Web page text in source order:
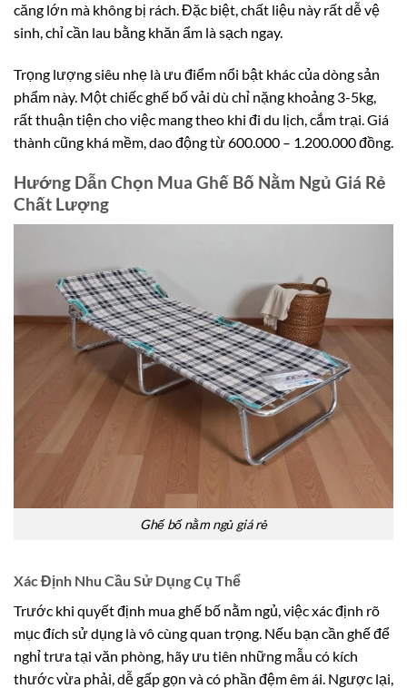
căng lớn mà không bị rách. Đặc biệt, chất liệu này rất dễ vệ
sinh, chỉ cần lau bằng khăn ẩm là sạch ngay.
Trọng lượng siêu nhẹ là ưu điểm nổi bật khác của dòng sản
phẩm này. Một chiếc ghế bố vải dù chỉ nặng khoảng 3-5kg,
rất thuận tiện cho việc mang theo khi đi du lịch, cắm trại. Giá
thành cũng khá mềm, dao động từ 600.000 – 1.200.000 đồng.
Hướng Dẫn Chọn Mua Ghế Bố Nằm Ngủ Giá Rẻ
Chất Lượng
Ghế bố nằm ngủ giá rẻ
Xác Định Nhu Cầu Sử Dụng Cụ Thể
Trước khi quyết định mua ghế bố nằm ngủ, việc xác định rõ
mục đích sử dụng là vô cùng quan trọng. Nếu bạn cần ghế để
nghỉ trưa tại văn phòng, hãy ưu tiên những mẫu có kích
thước vừa phải, dễ gấp gọn và có phần đệm êm ái. Ngược lại,